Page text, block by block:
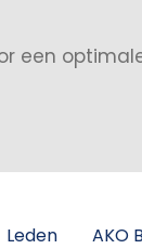
een
Leden AKO